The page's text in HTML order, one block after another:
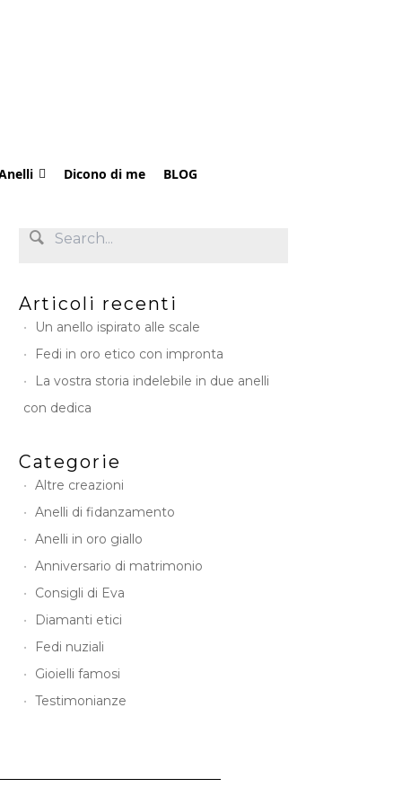
Dicono di me BLOG
Articoli recenti
Un anello ispirato alle scale
Fedi in oro etico con impronta
La vostra storia indelebile in due anelli
con dedica
Categorie
Altre creazioni
Anelli di fidanzamento
Anelli in oro giallo
Anniversario di matrimonio
Consigli di Eva
Diamanti etici
Fedi nuziali
Gioielli famosi
Testimonianze